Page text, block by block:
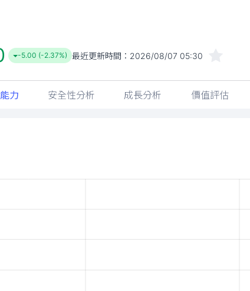
-5.00 (-2.37%) 最近更新時間： 2026/08/07 05:30
力 安全性分析 成長分析 價值評估